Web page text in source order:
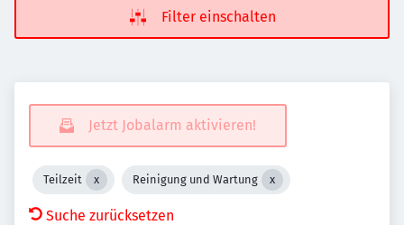
Filter einschalten
Jetzt Jobalarm aktivieren!
Teilzeit Reinigung und Wartung
Suche zurücksetzen